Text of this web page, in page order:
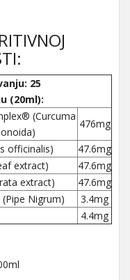
25
(20ml):
(Curcuma
476mg
officinalis)
47.6mg
extract)
47.6mg
extract)
47.6mg
Nigrum)
3.4mg
4.4mg